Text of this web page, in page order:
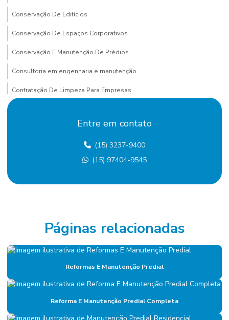
Conservação De Edifícios
Conservação De Espaços Corporativos
Conservação E Manutenção De Prédios
Consultoria em engenharia e manutenção
Contratação De Limpeza Para Empresas
Contratação de mão de obra terceirizada
Custo terceirização mão de obra
Empresa De Manutenção Predial
Empresa De Serviços De Manutenção
Empresa de facilities
Empresa de facilities industrial
Empresa de gerenciamento de ativos
Entre em contato
(15) 3237-9400
(15) 97404-9545
Páginas relacionadas
Reformas E Manutenção Predial
Reforma E Manutenção Predial Completa